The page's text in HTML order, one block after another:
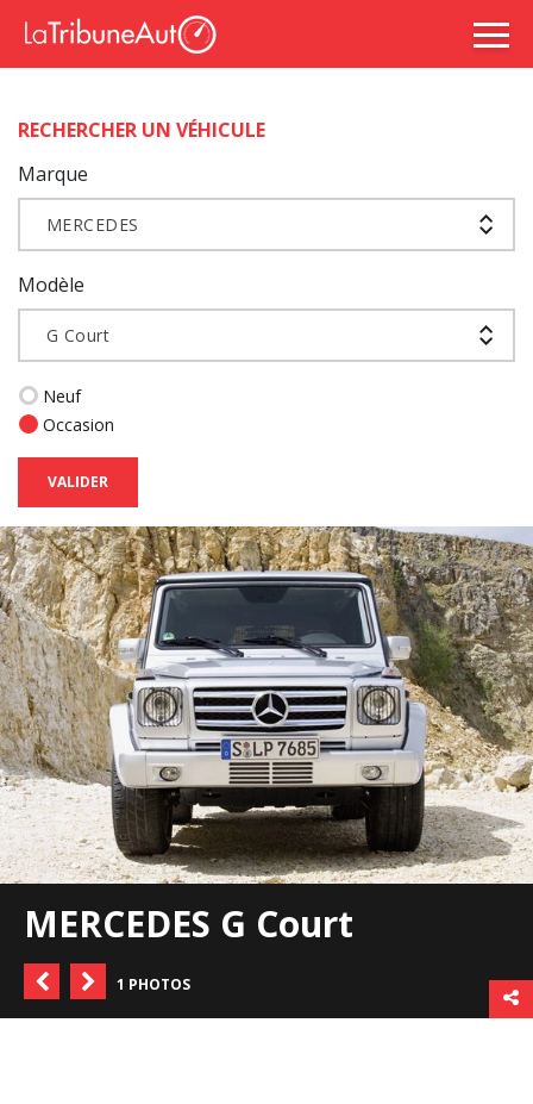
RECHERCHER UN VÉHICULE
Marque
MERCEDES
Modèle
G Court
Neuf
Occasion
VALIDER
MERCEDES G Court
1 PHOTOS